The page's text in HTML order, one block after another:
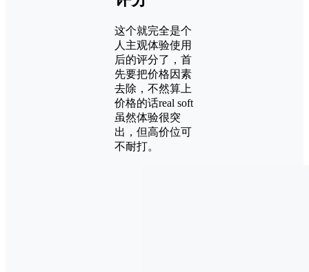
这个就完全是个
人主观体验使用
后的评分了，首
先要把价格因素
去除，不然算上
价格的话real soft
虽然体验很突
出，但高价位可
不耐打。